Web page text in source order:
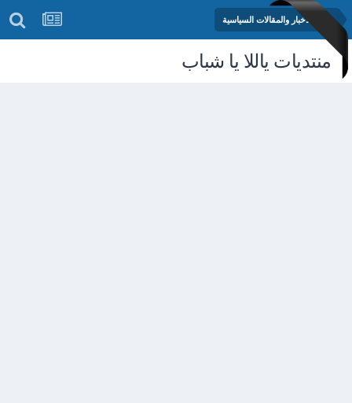
منتدى الأخبار والمقالات السياسية
منتديات ياللا يا شباب